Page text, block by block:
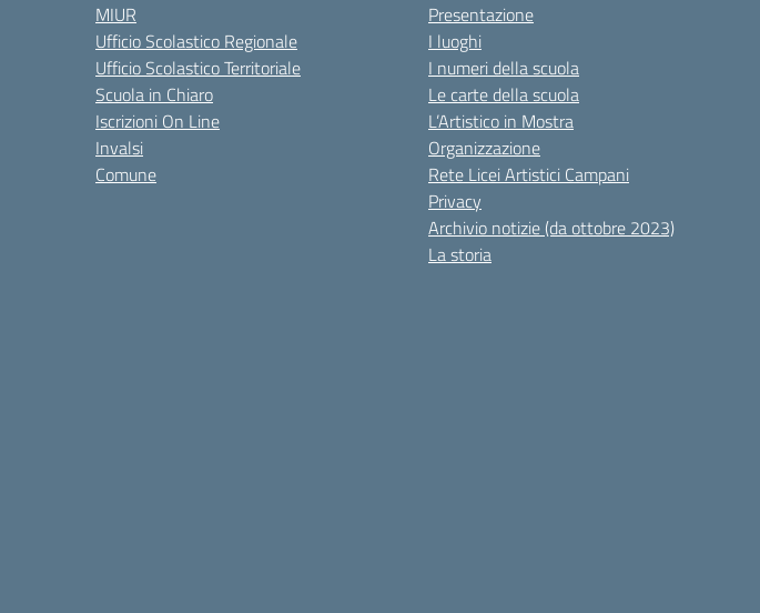
MIUR
Ufficio Scolastico Regionale
Ufficio Scolastico Territoriale
Scuola in Chiaro
Iscrizioni On Line
Invalsi
Comune
Presentazione
I luoghi
I numeri della scuola
Le carte della scuola
L’Artistico in Mostra
Organizzazione
Rete Licei Artistici Campani
Privacy
Archivio notizie (da ottobre 2023)
La storia